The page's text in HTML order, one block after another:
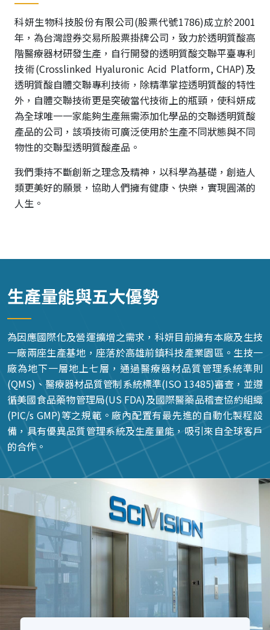
科妍生物科技股份有限公司(股票代號1786)成立於2001
年，為台灣證券交易所股票掛牌公司，致力於透明質酸高
階醫療器材研發生產，自行開發的透明質酸交聯平臺專利
技術(Crosslinked Hyaluronic Acid Platform, CHAP)及
透明質酸自體交聯專利技術，除精準掌控透明質酸的特性
外，自體交聯技術更是突破當代技術上的瓶頸，使科妍成
為全球唯一一家能夠生產無需添加化學品的交聯透明質酸
產品的公司，該項技術可廣泛使用於生產不同狀態與不同
物性的交聯型透明質酸產品。
我們秉持不斷創新之理念及精神，以科學為基礎，創造人
類更美好的願景，協助人們擁有健康、快樂，實現圓滿的
人生。
生產量能與五大優勢
為因應國際化及營運擴增之需求，科妍目前擁有本廠及生技
一廠兩座生產基地，座落於高雄前鎮科技產業園區。生技一
廠為地下一層地上七層，通過醫療器材品質管理系統準則
(QMS)、醫療器材品質管制系統標準(ISO 13485)審查，並遵
循美國食品藥物管理局(US FDA)及國際醫藥品稽查協約組織
(PIC/s GMP)等之規範。廠內配置有最先進的自動化製程設
備，具有優異品質管理系統及生產量能，吸引來自全球客戶
的合作。